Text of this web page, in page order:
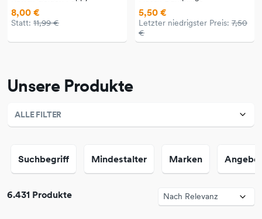
8,00 €
Statt: 11,99 €
5,50 €
Letzter niedrigster Preis: 7,50
€
Unsere Produkte
ALLE FILTER
Suchbegriff Mindestalter Marken
6.431 Produkte